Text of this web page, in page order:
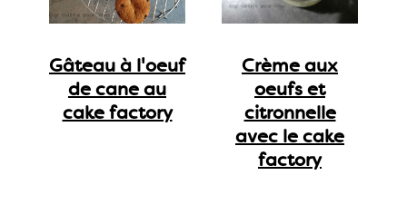
Gâteau à l'oeuf
de cane au
cake factory
Crème aux
oeufs et
citronnelle
avec le cake
factory